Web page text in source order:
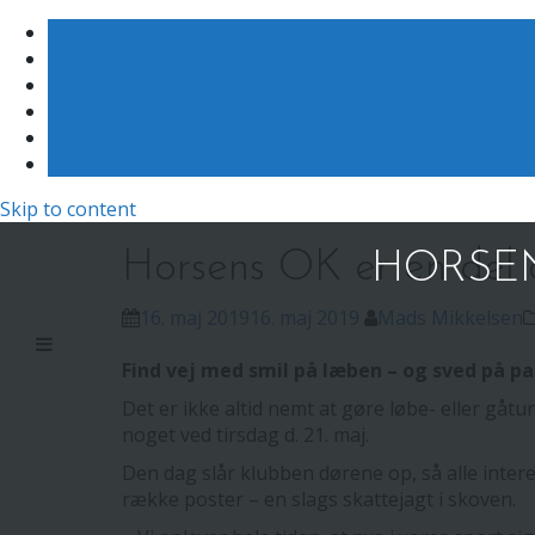
Skip to content
Horsens OK er en
Det er ikke altid nemt at gøre løbe- eller
Den dag slår klubben dørene op, så alle